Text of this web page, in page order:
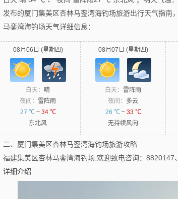
发布的厦门集美区杏林马銮湾海钓场旅游出行天气指南
马銮湾海钓场天气详细信息：
08月06日 (星期四)
白天： 晴
夜间： 雷阵雨
27 ℃~ 34 ℃
东北风
08月07日 (星期四)
白天： 雷阵雨
夜间： 多云
26 ℃~ 33 ℃
无持续风向
二、厦门集美区杏林马銮湾海钓场旅游攻略
福建集美区杏林马銮湾海钓场,欢迎致电咨询：
详细介绍